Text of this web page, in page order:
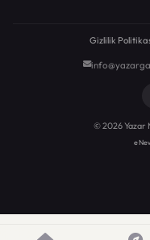
Gizlilik
© 2026 Yazar